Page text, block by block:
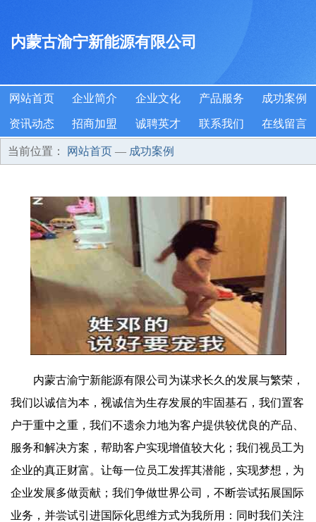
内蒙古渝宁新能源有限公司
网站首页 企业简介 企业文化 产品服务 成功案例
资讯动态 招商加盟 诚聘英才 联系我们 在线留言
当前位置： 网站首页 — 成功案例
内蒙古渝宁新能源有限公司为谋求长久的发展与繁荣，
我们以诚信为本，视诚信为生存发展的牢固基石，我们置客
户于重中之重，我们不遗余力地为客户提供较优良的产品、
服务和解决方案，帮助客户实现增值较大化；我们视员工为
企业的真正财富。让每一位员工发挥其潜能，实现梦想，为
企业发展多做贡献；我们争做世界公司，不断尝试拓展国际
业务，并尝试引进国际化思维方式为我所用：同时我们关注